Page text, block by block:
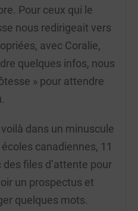
Pour ceux qui le
nous redirigeait vers
avec Coralie,
quelques infos, nous
» pour attendre
dans un minuscule
canadiennes, 11
files d’attente pour
un prospectus et
quelques mots.